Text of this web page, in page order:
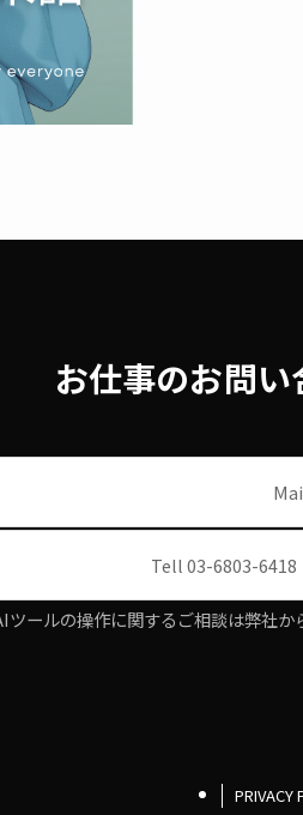
お仕事のお問
Tell 03-6803-6418
ールの操作に関するご相談は弊社
PRIVACY